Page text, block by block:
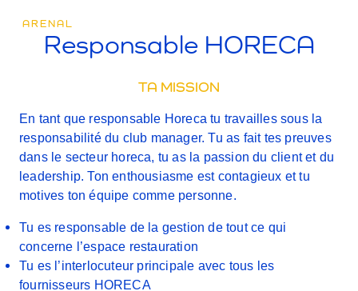
ARENAL
Responsable HORECA
TA MISSION
En tant que responsable Horecatu travailles sous la
responsabilité du club manager. Tu as fait tes preuves
dans le secteur horeca, tu as la passion du client et du
leadership. Ton enthousiasme est contagieux et tu
motives ton équipe comme personne.
Tu es responsable de la gestion de tout ce qui
concerne l’espace restauration
Tu es l’interlocuteur principale avec tous les
fournisseurs HORECA